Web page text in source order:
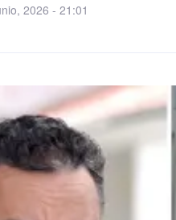
2026 - 21:01